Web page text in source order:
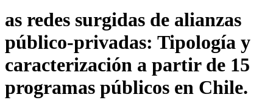
as redes surgidas de alianzas
público-privadas: Tipología y
caracterización a partir de 15
programas públicos en Chile.